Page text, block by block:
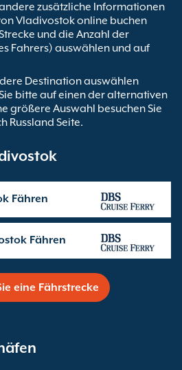
zusätzliche Informationen
Vladivostok online buchen
und die Anzahl der
Fahrers) auswählen und auf
Destination auswählen
bitte auf einen der alternativen
größere Auswahl besuchen Sie
Russland Seite.
Fähren
Fähren
eine Fährstrecke